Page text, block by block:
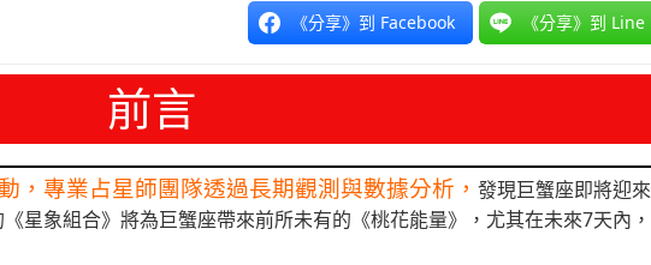
《分享》到 Facebook 《分享》到 Line
前言
，專業占星師團隊透過長期觀測與數據分析， 發現巨蟹座即將迎來
星象組合》將為巨蟹座帶來前所未有的《桃花能量》，尤其在未來7天內，